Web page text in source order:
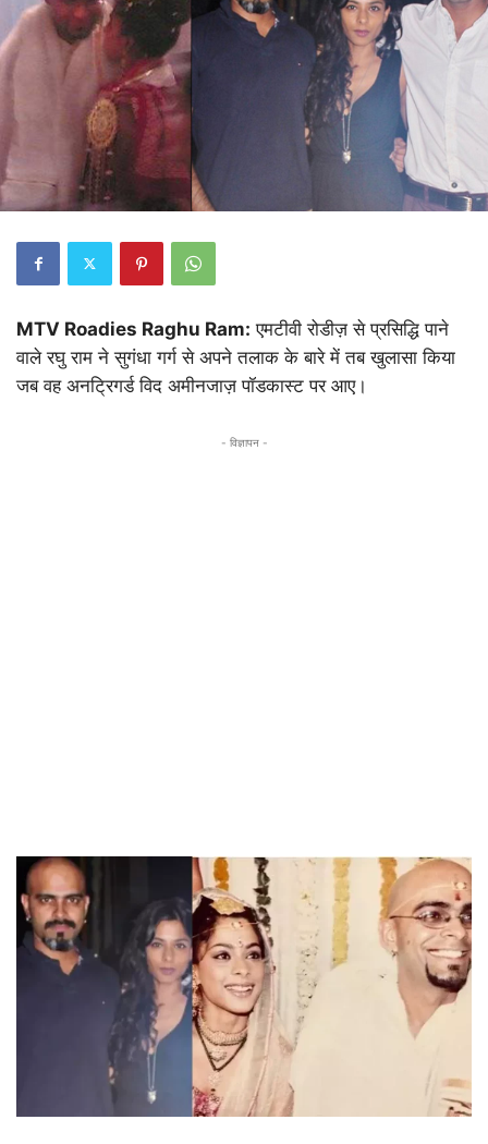
MTV Roadies Raghu Ram: एमटीवी रोडीज़ से प्रसिद्धि पाने
वाले रघु राम ने सुगंधा गर्ग से अपने तलाक के बारे में तब खुलासा किया
जब वह अनट्रिगर्ड विद अमीनजाज़ पॉडकास्ट पर आए।
- विज्ञापन -